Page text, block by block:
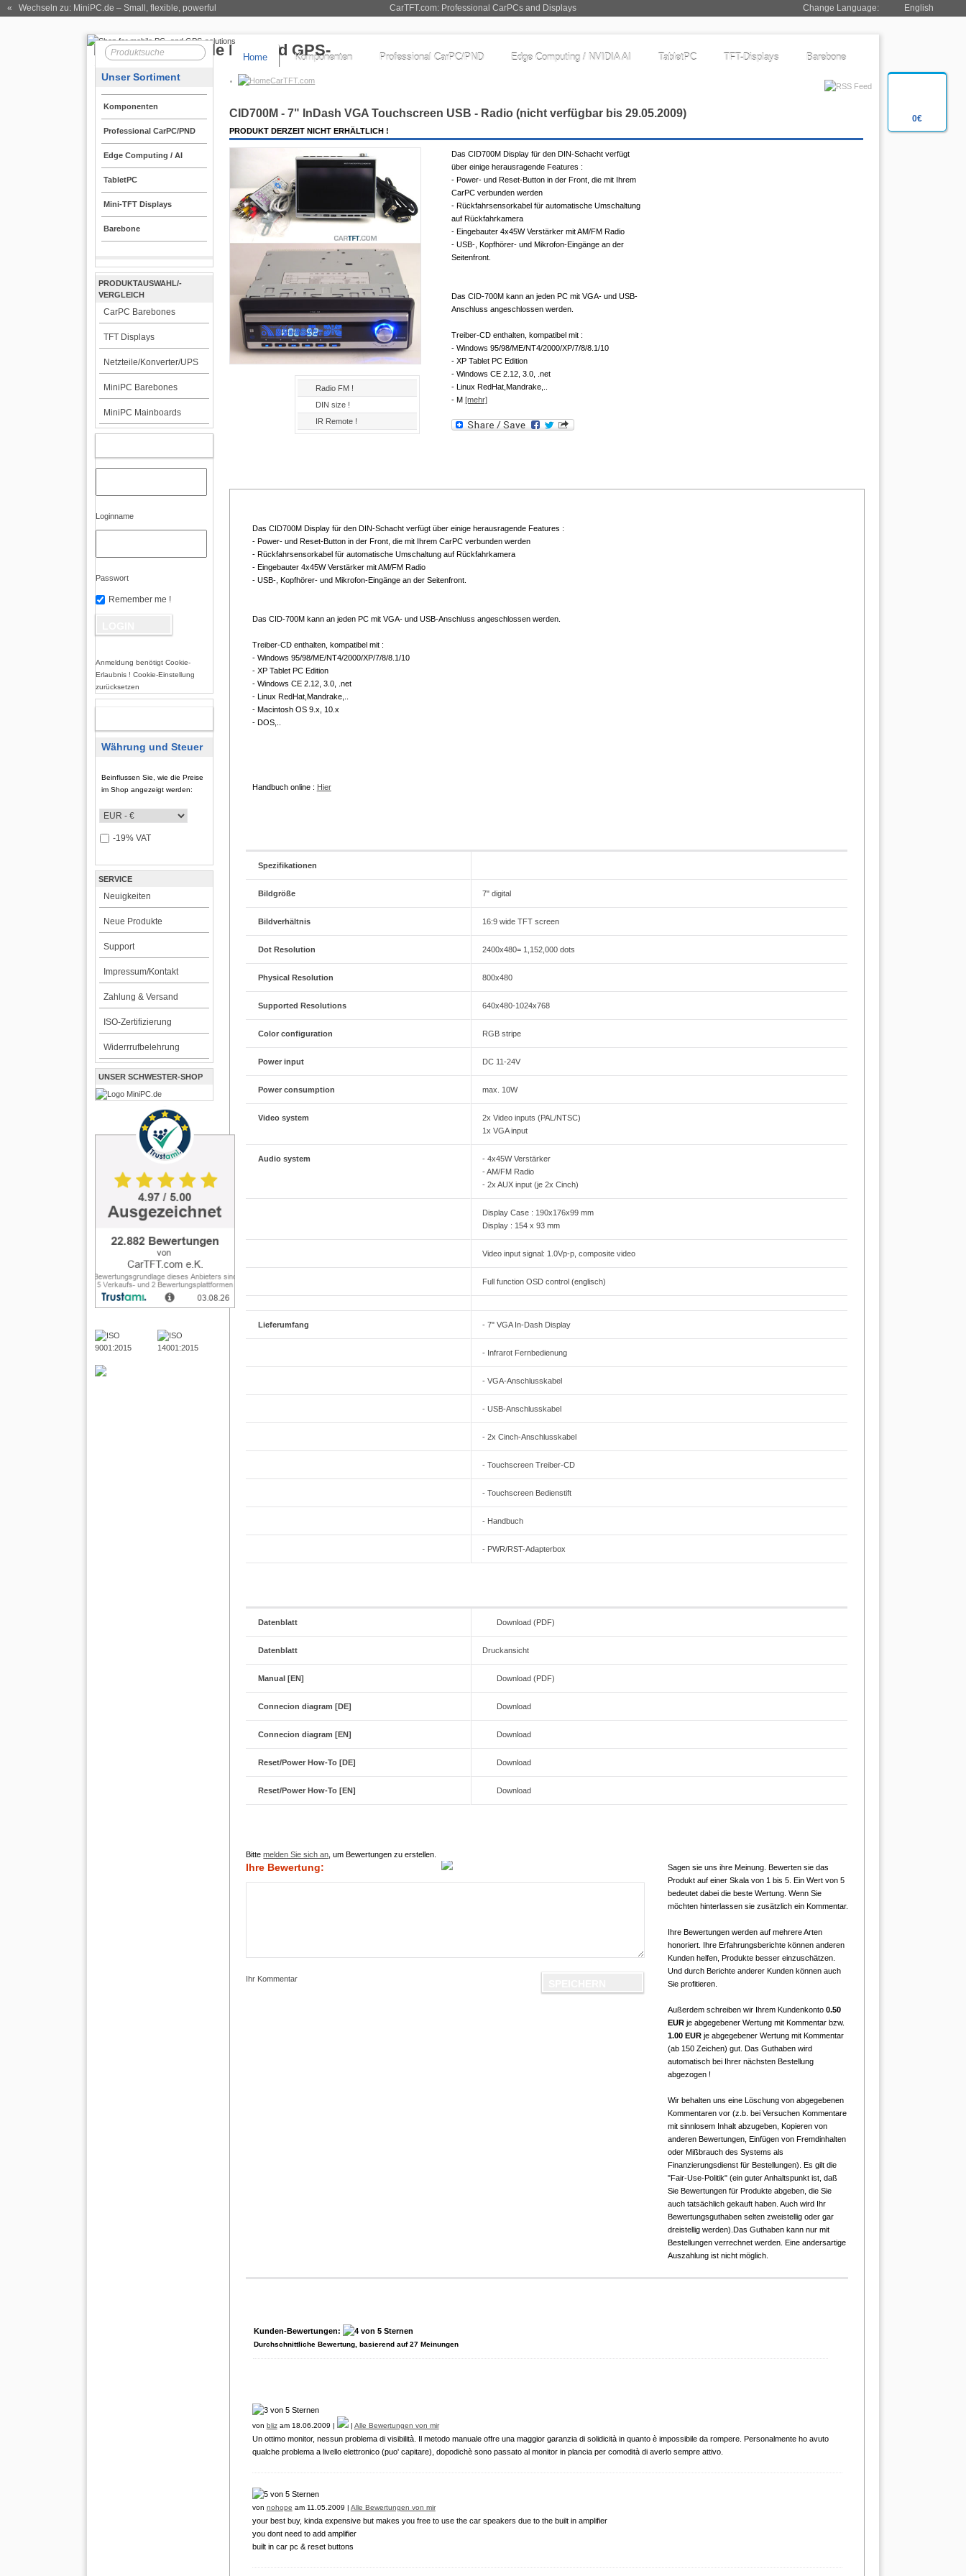
0€
CarTFT.com: Professional CarPCs and Displays
« Wechseln zu: MiniPC.de – Small, flexible, powerful Change Language: English
Home Komponenten Professional CarPC/PND Edge Computing / NVIDIA AI TabletPC TFT-Displays Barebone
CarTFT.com
Unser Sortiment
Komponenten
Professional CarPC/PND
Edge Computing / AI
TabletPC
Mini-TFT Displays
Barebone
PRODUKTAUSWAHL/-
VERGLEICH
CarPC Barebones
TFT Displays
Netzteile/Konverter/UPS
MiniPC Barebones
MiniPC Mainboards
Loginname
Passwort
Remember me !
Anmeldung benötigt Cookie-
Erlaubnis ! Cookie-Einstellung
zurücksetzen
Währung und Steuer
Beinflussen Sie, wie die Preise
im Shop angezeigt werden:
-19% VAT
SERVICE
Neuigkeiten
Neue Produkte
Support
Impressum/Kontakt
Zahlung & Versand
ISO-Zertifizierung
Widerrrufbelehrung
UNSER SCHWESTER-SHOP
CID700M - 7" InDash VGA Touchscreen USB - Radio (nicht verfügbar bis 29.05.2009)
PRODUKT DERZEIT NICHT ERHÄLTLICH !
Radio FM !
DIN size !
IR Remote !
Das CID700M Display für den DIN-Schacht verfügt
über einige herausragende Features :
- Power- und Reset-Button in der Front, die mit Ihrem
CarPC verbunden werden
- Rückfahrsensorkabel für automatische Umschaltung
auf Rückfahrkamera
- Eingebauter 4x45W Verstärker mit AM/FM Radio
- USB-, Kopfhörer- und Mikrofon-Eingänge an der
Seitenfront.
Das CID-700M kann an jeden PC mit VGA- und USB-
Anschluss angeschlossen werden.
Treiber-CD enthalten, kompatibel mit :
- Windows 95/98/ME/NT4/2000/XP/7/8/8.1/10
- XP Tablet PC Edition
- Windows CE 2.12, 3.0, .net
- Linux RedHat,Mandrake,..
- M [mehr]
Das CID700M Display für den DIN-Schacht verfügt über einige herausragende Features :
- Power- und Reset-Button in der Front, die mit Ihrem CarPC verbunden werden
- Rückfahrsensorkabel für automatische Umschaltung auf Rückfahrkamera
- Eingebauter 4x45W Verstärker mit AM/FM Radio
- USB-, Kopfhörer- und Mikrofon-Eingänge an der Seitenfront.
Das CID-700M kann an jeden PC mit VGA- und USB-Anschluss angeschlossen werden.
Treiber-CD enthalten, kompatibel mit :
- Windows 95/98/ME/NT4/2000/XP/7/8/8.1/10
- XP Tablet PC Edition
- Windows CE 2.12, 3.0, .net
- Linux RedHat,Mandrake,..
- Macintosh OS 9.x, 10.x
- DOS,..
Handbuch online : Hier
Spezifikationen
Bildgröße 7" digital
Bildverhältnis 16:9 wide TFT screen
Dot Resolution 2400x480= 1,152,000 dots
Physical Resolution 800x480
Supported Resolutions 640x480-1024x768
Color configuration RGB stripe
Power input DC 11-24V
Power consumption max. 10W
Video system
2x Video inputs (PAL/NTSC)
1x VGA input
Audio system
- 4x45W Verstärker
- AM/FM Radio
- 2x AUX input (je 2x Cinch)
Display Case : 190x176x99 mm
Display : 154 x 93 mm
Video input signal: 1.0Vp-p, composite video
Full function OSD control (englisch)
Lieferumfang - 7" VGA In-Dash Display
- Infrarot Fernbedienung
- VGA-Anschlusskabel
- USB-Anschlusskabel
- 2x Cinch-Anschlusskabel
- Touchscreen Treiber-CD
- Touchscreen Bedienstift
- Handbuch
- PWR/RST-Adapterbox
Datenblatt Download (PDF)
Datenblatt Druckansicht
Manual [EN] Download (PDF)
Connecion diagram [DE] Download
Connecion diagram [EN] Download
Reset/Power How-To [DE] Download
Reset/Power How-To [EN] Download
Bittemelden Sie sich an , um Bewertungen zu erstellen.
Ihre Bewertung:
Sagen sie uns ihre Meinung. Bewerten sie das
Produkt auf einer Skala von 1 bis 5. Ein Wert von 5
bedeutet dabei die beste Wertung. Wenn Sie
möchten hinterlassen sie zusätzlich ein Kommentar.
Ihre Bewertungen werden auf mehrere Arten
honoriert. Ihre Erfahrungsberichte können anderen
Kunden helfen, Produkte besser einzuschätzen.
Und durch Berichte anderer Kunden können auch
Sie profitieren.
Außerdem schreiben wir Ihrem Kundenkonto 0.50
EURje abgegebener Wertung mit Kommentar bzw.
1.00 EURje abgegebener Wertung mit Kommentar
(ab 150 Zeichen) gut. Das Guthaben wird
automatisch bei Ihrer nächsten Bestellung
abgezogen !
Wir behalten uns eine Löschung von abgegebenen
Kommentaren vor (z.b. bei Versuchen Kommentare
mit sinnlosem Inhalt abzugeben, Kopieren von
anderen Bewertungen, Einfügen von Fremdinhalten
oder Mißbrauch des Systems als
Finanzierungsdienst für Bestellungen). Es gilt die
"Fair-Use-Politik" (ein guter Anhaltspunkt ist, daß
Sie Bewertungen für Produkte abgeben, die Sie
auch tatsächlich gekauft haben. Auch wird Ihr
Bewertungsguthaben selten zweistellig oder gar
dreistellig werden).Das Guthaben kann nur mit
Bestellungen verrechnet werden. Eine andersartige
Auszahlung ist nicht möglich.
Ihr Kommentar
Kunden-Bewertungen:
Durchschnittliche Bewertung, basierend auf27 Meinungen
von blizam 18.06.2009 | | Alle Bewertungen von mir
Un ottimo monitor, nessun problema di visibilità. Il metodo manuale offre una maggior garanzia di solidicità in quanto è impossibile da rompere. Personalmente ho avuto
qualche problema a livello elettronico (puo' capitare), dopodichè sono passato al monitor in plancia per comodità di averlo sempre attivo.
von nohope am 11.05.2009 | Alle Bewertungen von mir
your best buy, kinda expensive but makes you free to use the car speakers due to the built in amplifier
you dont need to add amplifier
built in car pc & reset buttons